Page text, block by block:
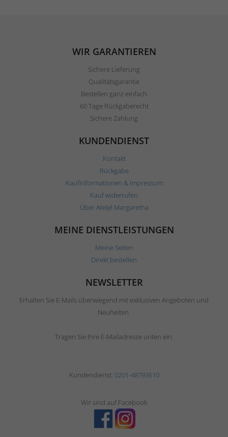
WIR GARANTIEREN
Sichere Lieferung
Qualitätsgarantie
Bestellen ganz einfach
60 Tage Rückgaberecht
Sichere Zahlung
KUNDENDIENST
Kontakt
Rückgabe
Kaufinformationen & Impressum
Kauf widerrufen
Über Ateljé Margaretha
MEINE DIENSTLEISTUNGEN
Meine Seiten
Direkt bestellen
NEWSLETTER
Erhalten Sie E-Mails überwiegend mit exklusiven Angeboten und
Neuheiten.
Tragen Sie Ihre E-Mailadresse unten ein.
Kundendienst: 0201-48793510
Wir sind auf Facebook